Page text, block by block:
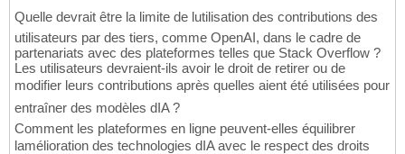
Quelle devrait être la limite de lutilisation des contributions des
utilisateurs par des tiers, comme OpenAI, dans le cadre de
partenariats avec des plateformes telles que Stack Overflow ?
Les utilisateurs devraient-ils avoir le droit de retirer ou de
modifier leurs contributions après quelles aient été utilisées pour
entraîner des modèles dIA ?
Comment les plateformes en ligne peuvent-elles équilibrer
lamélioration des technologies dIA avec le respect des droits